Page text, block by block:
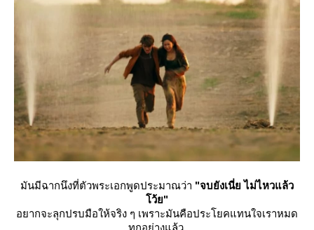
มันมีฉากนึงที่ตัวพระเอกพูดประมาณว่า "จบยังเนี่ย ไม่ไหวแล้ว
ว้ย"
อยากจะลุกปรบมือให้จริง ๆ เพราะมันคือประโยคแทนใจเราหมด
ทุกอย่างแล้ว